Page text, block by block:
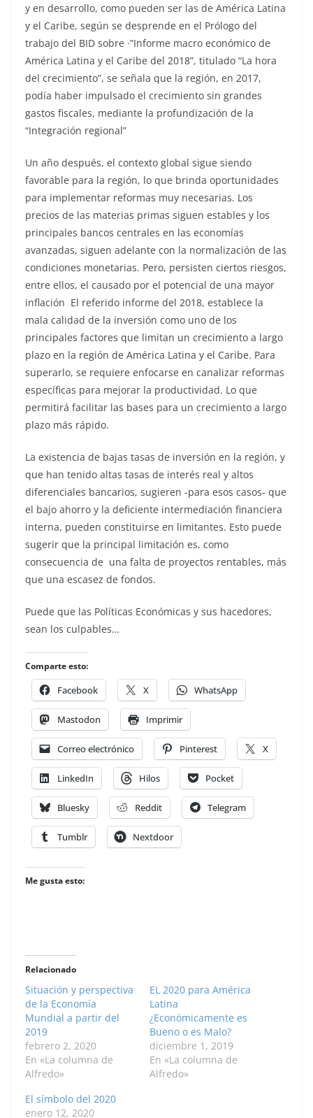
y en desarrollo, como pueden ser las de América Latina
y el Caribe, según se desprende en el Prólogo del
trabajo del BID sobre ·”Informe macro económico de
América Latina y el Caribe del 2018”, titulado “La hora
del crecimiento”, se señala que la región, en 2017,
podía haber impulsado el crecimiento sin grandes
gastos fiscales, mediante la profundización de la
“Integración regional”
Un año después, el contexto global sigue siendo
favorable para la región, lo que brinda oportunidades
para implementar reformas muy necesarias. Los
precios de las materias primas siguen estables y los
principales bancos centrales en las economías
avanzadas, siguen adelante con la normalización de las
condiciones monetarias. Pero, persisten ciertos riesgos,
entre ellos, el causado por el potencial de una mayor
inflación El referido informe del 2018, establece la
mala calidad de la inversión como uno de los
principales factores que limitan un crecimiento a largo
plazo en la región de América Latina y el Caribe. Para
superarlo, se requiere enfocarse en canalizar reformas
específicas para mejorar la productividad. Lo que
permitirá facilitar las bases para un crecimiento a largo
plazo más rápido.
La existencia de bajas tasas de inversión en la región, y
que han tenido altas tasas de interés real y altos
diferenciales bancarios, sugieren -para esos casos- que
el bajo ahorro y la deficiente intermediación financiera
interna, pueden constituirse en limitantes. Esto puede
sugerir que la principal limitación es, como
consecuencia de una falta de proyectos rentables, más
que una escasez de fondos.
Puede que las Políticas Económicas y sus hacedores,
sean los culpables…
Comparte esto:
Facebook X WhatsApp
Mastodon Imprimir
Correo electrónico Pinterest X
LinkedIn Hilos Pocket
Bluesky Reddit Telegram
Tumblr Nextdoor
Me gusta esto:
Relacionado
Situación y perspectiva
de la Economía
Mundial a partir del
2019
febrero 2, 2020
En «La columna de
Alfredo»
EL 2020 para América
Latina
¿Económicamente es
Bueno o es Malo?
diciembre 1, 2019
En «La columna de
Alfredo»
El símbolo del 2020
enero 12, 2020